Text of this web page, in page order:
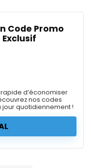
Code Promo
Exclusif
d’économiser
nos codes
jour quotidiennement !